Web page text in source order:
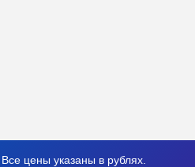
цены указаны в рублях.